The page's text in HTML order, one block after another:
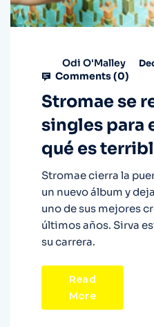
Odi O'Malley
Comments (0)
Stromae se
singles para
qué es
Stromae cierra la
un nuevo álbum y
uno de sus mejores
últimos años. Sirva
su carrera.
Read
More